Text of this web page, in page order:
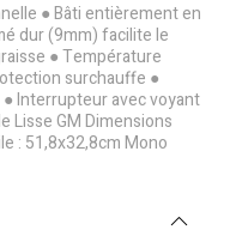
● Bâti entièrement en
dur (9mm) facilite le
● Température
surchauffe ●
Interrupteur avec voyant
Lisse GM Dimensions
: 51,8x32,8cm Mono